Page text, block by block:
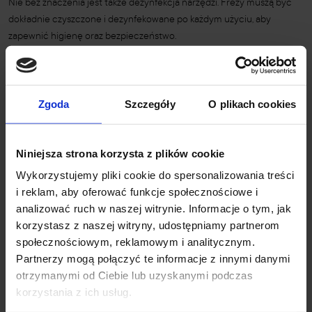
Zgoda Szczegóły O plikach cookies
Niniejsza strona korzysta z plików cookie
Wykorzystujemy pliki cookie do spersonalizowania treści
i reklam, aby oferować funkcje społecznościowe i
analizować ruch w naszej witrynie. Informacje o tym, jak
korzystasz z naszej witryny, udostępniamy partnerom
społecznościowym, reklamowym i analitycznym.
Partnerzy mogą połączyć te informacje z innymi danymi
otrzymanymi od Ciebie lub uzyskanymi podczas
korzystania z ich usług.
Nie bez znaczenia jest także dezynfekcja narzędzi. Frezy muszą być
dokładnie czyszczone i dezynfekowane po każdym użyciu, aby
zapewnić higienę oraz bezpieczeństwo.
Jaka frezarka dla
początkujących?
Osoby rozpoczynające pracę z tym urządzeniem często pytają: jaka
frezarka dla początkujących będzie najlepszym wyborem?
Odpowiedź zależy od tego, czy frezarka do paznokci ma być używana
wyłącznie do użytku domowego, czy również półprofesjonalnego. W
przypadku pierwszej opcji sprawdzi się model o mniejszej mocy, który
nie będzie zbyt skomplikowany w obsłudze. Natomiast dla osób
planujących częstsze stylizacje lepiej wybrać urządzenie o większej
mocy. Wyposażone będzie wówczas w funkcję regulacji obrotów oraz